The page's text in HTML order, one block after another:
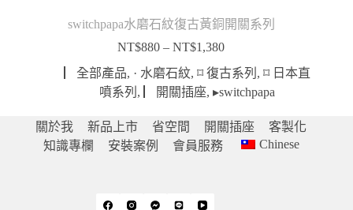
switchpapa水磨石紋復古黃銅開關系列
NT$880 – NT$1,380價
格
範
NT$880
▏全部產品, · 水磨石紋, ⌑ 復古系列 , ⌑ 日本直
噴系列 , ▏開關插座, ▸switchpapa
關於我 新品上市 省空間 開關插座
客製化
知識專欄
安裝案例 會員服務 Chinese